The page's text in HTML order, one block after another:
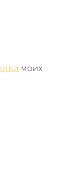
моих